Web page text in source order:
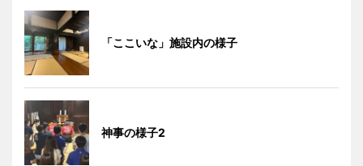
「ここいな」施設内の様子
神事の様子2